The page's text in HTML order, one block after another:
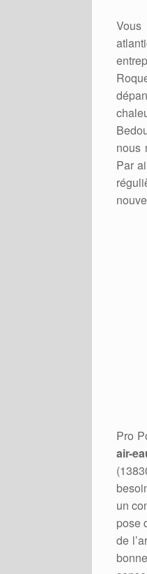
nous
Par
Pro
air-
un
pose
de